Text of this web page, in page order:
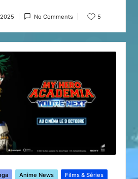
No Comments 5
Anime News
Films & Séries